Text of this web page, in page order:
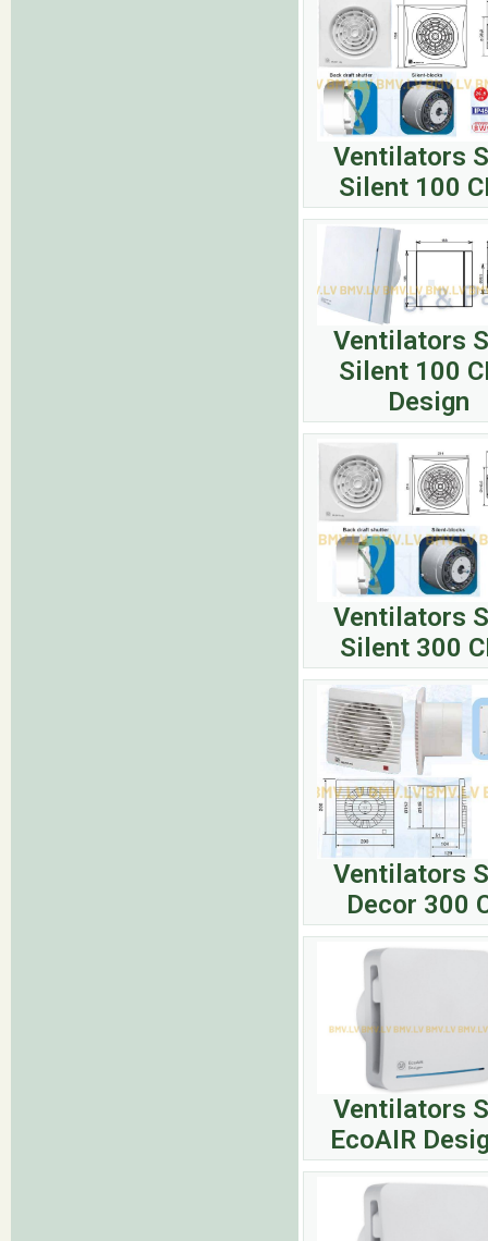
Ventilators
Silent 100
Ventilators
Silent 100
Design
Ventilators
Silent 300
Ventilators
Decor 300
Ventilators
EcoAIR